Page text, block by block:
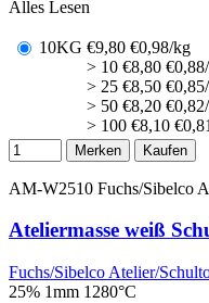
Alles Lesen
10KG €9,80 €0,98/kg
> 10 €8,80
> 25 €8,50
> 50 €8,20
> 100 €8,10
Merken Kaufen
AM-W2510 Fuchs/Sibelco
Ateliermasse weiß
Fuchs/Sibelco Atelier/
25% 1mm 1280°C